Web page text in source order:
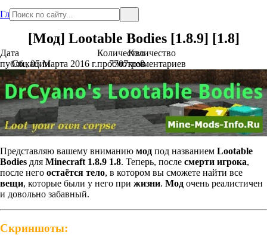
Главная
[Мод] Lootable Bodies [1.8.9] [1.8]
Дата
публикации
Сб., 05 Марта 2016 г.
Количество
просмотров
7707
Количество
комментариев
0
Представляю вашему вниманию мод под названием Lootable
Bodies для Minecraft 1.8.9 1.8. Теперь, после смерти игрока,
после него остаётся тело, в котором вы сможете найти все
вещи, которые были у него при жизни. Мод очень реалистичен
и довольно забавный.
Скриншоты: